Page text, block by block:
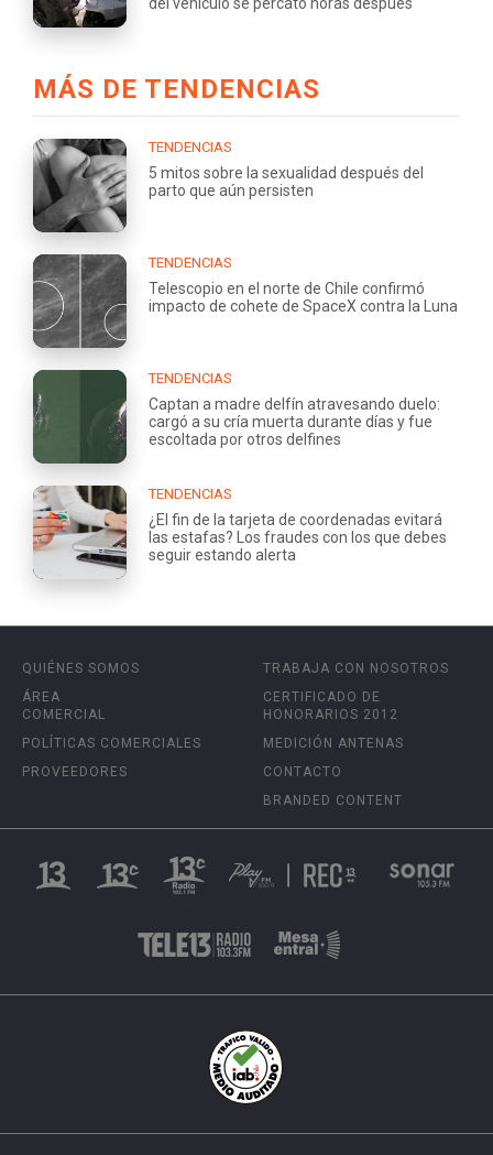
MÁS DE TENDENCIAS
TENDENCIAS
5 mitos sobre la sexualidad después del
parto que aún persisten
TENDENCIAS
Telescopio en el norte de Chile confirmó
impacto de cohete de SpaceX contra la Luna
TENDENCIAS
Captan a madre delfín atravesando duelo:
cargó a su cría muerta durante días y fue
escoltada por otros delfines
TENDENCIAS
¿El fin de la tarjeta de coordenadas evitará
las estafas? Los fraudes con los que debes
seguir estando alerta
QUIÉNES SOMOS
ÁREA
COMERCIAL
POLÍTICAS COMERCIALES
PROVEEDORES
TRABAJA CON NOSOTROS
CERTIFICADO DE
HONORARIOS 2012
MEDICIÓN ANTENAS
CONTACTO
BRANDED CONTENT